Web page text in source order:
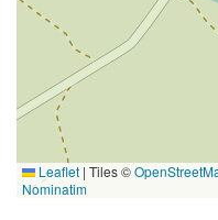
Leaflet | Tiles ©
Nominatim